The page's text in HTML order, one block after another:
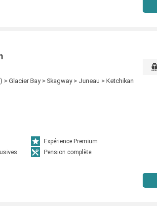
> Glacier Bay > Skagway > Juneau > Ketchikan
Expérience Premium
Pension complète